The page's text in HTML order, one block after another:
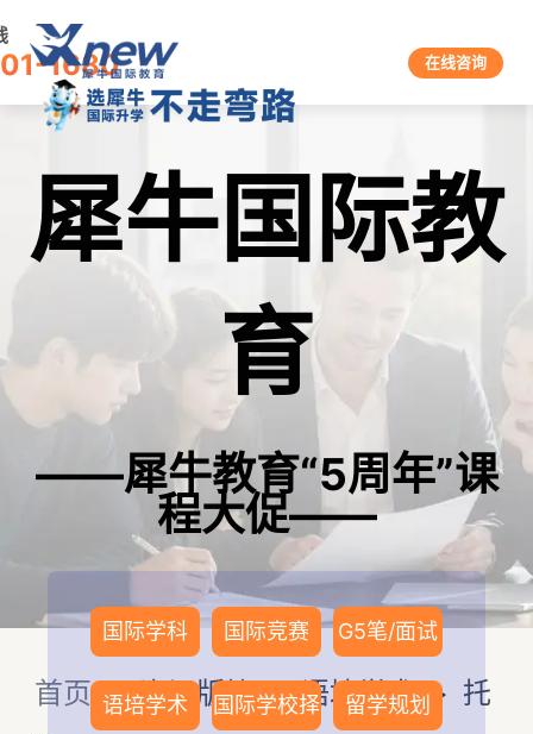
1680 在线咨询
犀牛国际教
育
——犀牛教育“5周年”课
程大促——
国际学科 国际竞赛 G5笔/面试
语培学术
国际学校择
留学规划
首页>资讯版块>语培学术> 托